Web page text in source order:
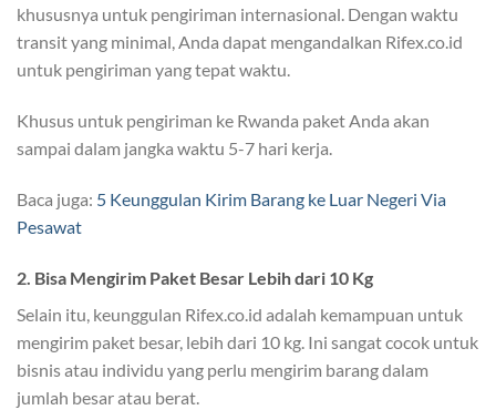
khususnya untuk pengiriman internasional. Dengan waktu
transit yang minimal, Anda dapat mengandalkan Rifex.co.id
untuk pengiriman yang tepat waktu.
Khusus untuk pengiriman ke Rwanda paket Anda akan
sampai dalam jangka waktu 5-7 hari kerja.
Baca juga: 5 Keunggulan Kirim Barang ke Luar Negeri Via
Pesawat
2. Bisa Mengirim Paket Besar Lebih dari 10 Kg
Selain itu, keunggulan Rifex.co.id adalah kemampuan untuk
mengirim paket besar, lebih dari 10 kg. Ini sangat cocok untuk
bisnis atau individu yang perlu mengirim barang dalam
jumlah besar atau berat.